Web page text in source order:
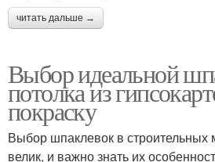
читать дальше →
Выбор идеальной
потолка из
покраску
Выбор шпаклевок в строительных
велик, и важно знать их